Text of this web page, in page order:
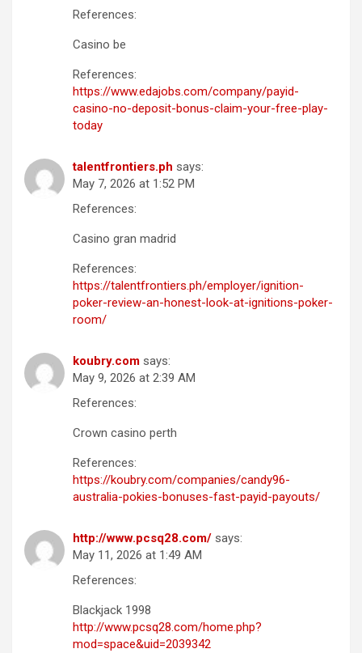
References:
Casino be
References:
https://www.edajobs.com/company/payid-
casino-no-deposit-bonus-claim-your-free-play-
today
talentfrontiers.ph says:
May 7, 2026 at 1:52 PM
References:
Casino gran madrid
References:
https://talentfrontiers.ph/employer/ignition-
poker-review-an-honest-look-at-ignitions-poker-
room/
koubry.com says:
May 9, 2026 at 2:39 AM
References:
Crown casino perth
References:
https://koubry.com/companies/candy96-
australia-pokies-bonuses-fast-payid-payouts/
http://www.pcsq28.com/ says:
May 11, 2026 at 1:49 AM
References:
Blackjack 1998
http://www.pcsq28.com/home.php?
mod=space&uid=2039342